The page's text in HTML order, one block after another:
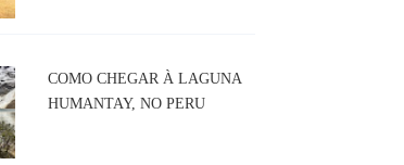
COMO CHEGAR À LAGUNA
HUMANTAY, NO PERU